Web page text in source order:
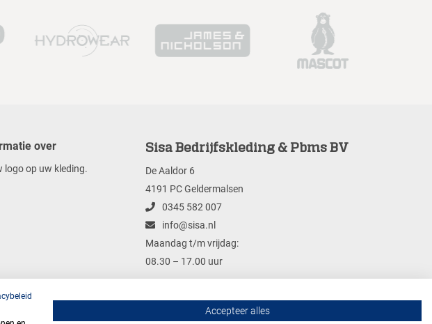
over
logo op uw kleding.
Sisa Bedrijfskleding & Pbms BV
De Aaldor 6
4191 PC Geldermalsen
0345 582 007
info@sisa.nl
Maandag t/m vrijdag:
08.30 – 17.00 uur
Accepteer alles